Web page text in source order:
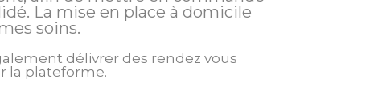
La mise en place à domicile
soins.
délivrer des rendez vous
la plateforme.